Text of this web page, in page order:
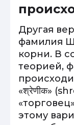
Другая
фамилия
корни. В
теорией,
«श्रेणीक»
этому